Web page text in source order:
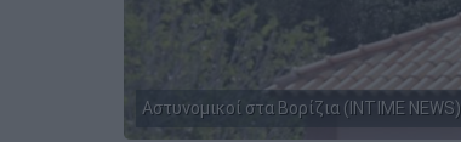
Αστυνομικοί στα Βορίζια (INTIME NEWS)